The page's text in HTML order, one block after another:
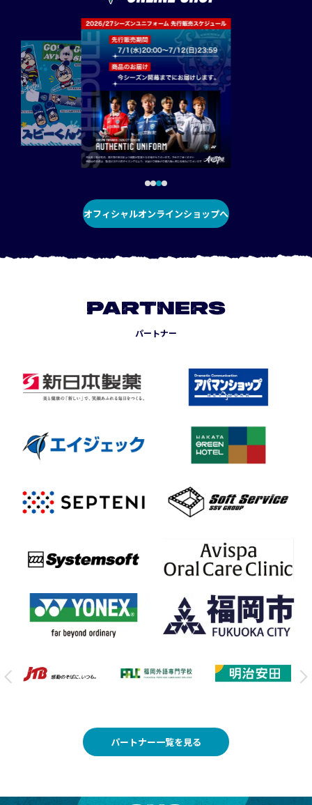
オフィシャルオンラインショップへ
PARTNERS
パートナー
パートナー一覧を見る